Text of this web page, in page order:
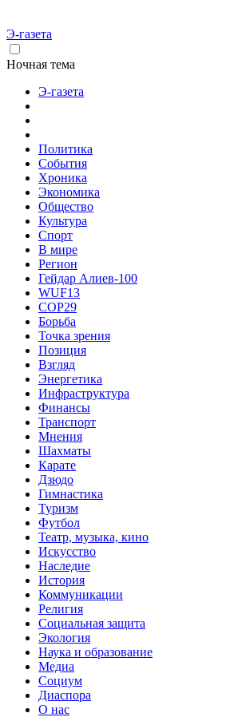
Э-газета
Ночная тема
Э-газета
Политика
События
Хроника
Экономика
Общество
Культура
Спорт
В мире
Регион
Гейдар Алиев-100
WUF13
COP29
Борьба
Точка зрения
Позиция
Взгляд
Энергетика
Инфраструктура
Финансы
Транспорт
Мнения
Шахматы
Карате
Дзюдо
Гимнастика
Туризм
Футбол
Театр, музыка, кино
Искусство
Наследие
История
Коммуникации
Религия
Социальная защита
Экология
Наука и образование
Медиа
Социум
Диаспора
О нас